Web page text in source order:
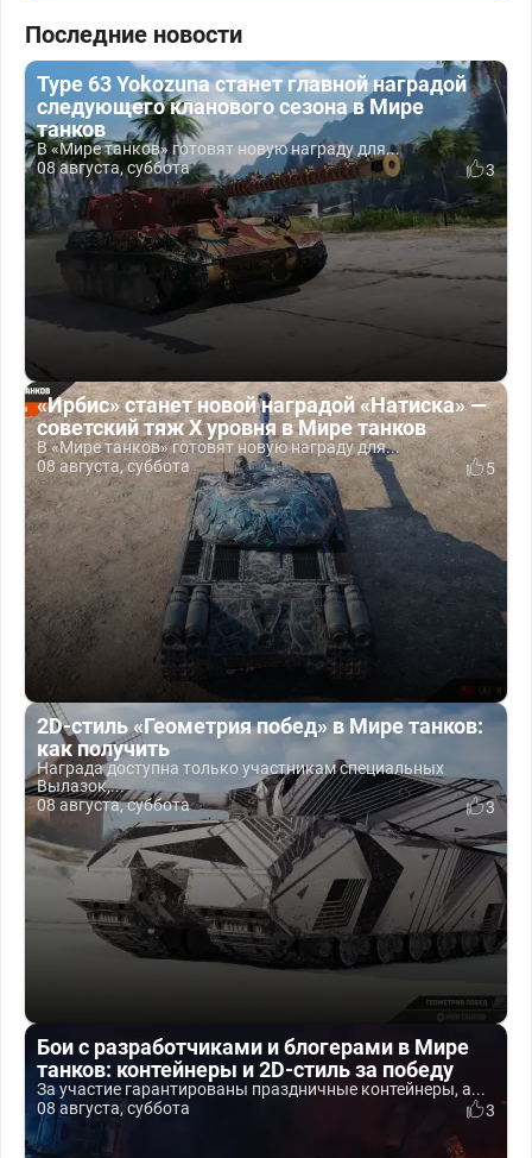
Последние новости
Type 63 Yokozuna станет главной наградой
следующего кланового сезона в Мире
танков
В «Мире танков» готовят новую награду для...
08 августа, суббота
3
«Ирбис» станет новой наградой «Натиска» —
советский тяж X уровня в Мире танков
В «Мире танков» готовят новую награду для...
08 августа, суббота
5
2D-стиль «Геометрия побед» в Мире танков:
как получить
Награда доступна только участникам специальных
Вылазок,...
08 августа, суббота
3
Бои с разработчиками и блогерами в Мире
танков: контейнеры и 2D-стиль за победу
За участие гарантированы праздничные контейнеры, а...
08 августа, суббота
3